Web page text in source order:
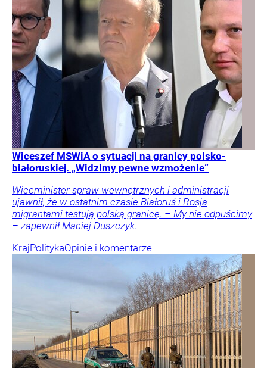
Wiceszef MSWiA o sytuacji na granicy polsko-
białoruskiej. „Widzimy pewne wzmożenie”
Wiceminister spraw wewnętrznych i administracji
ujawnił, że w ostatnim czasie Białoruś i Rosja
migrantami testują polską granicę. – My nie odpuścimy
– zapewnił Maciej Duszczyk.
KrajPolitykaOpinie i komentarze